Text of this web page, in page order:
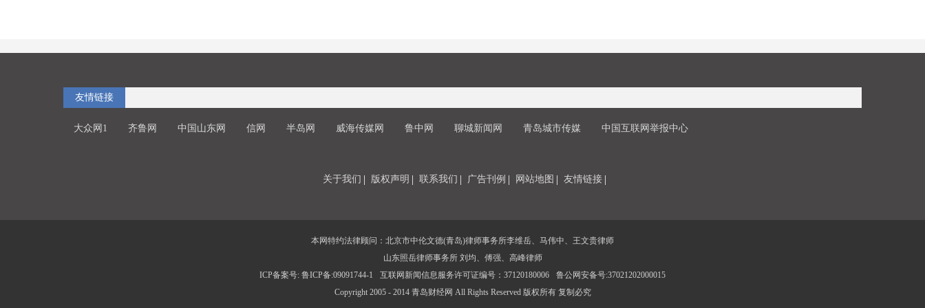
友情链接
大众网1 齐鲁网 中国山东网 信网 半岛网 威海传媒网 鲁中网 聊城新闻网 青岛城市传媒 中国互联网举报中心
关于我们 版权声明 联系我们 广告刊例 网站地图 友情链接
本网特约法律顾问：北京市中伦文德(青岛)律师事务所李维岳、马伟中、王文贵律师
山东照岳律师事务所 刘均、傅强、高峰律师
ICP备案号: 鲁ICP备:09091744-1
互联网新闻信息服务许可证编号：37120180006
鲁公网安备号:37021202000015
Copyright 2005 - 2014 青岛财经网 All Rights Reserved 版权所有 复制必究